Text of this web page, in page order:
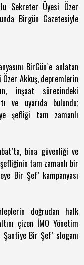
Sekreter Üyesi Özer
Birgün Gazetesiyle
BirGün`e anlatan
Akkuş, depremlerin
inşaat sürecindeki
ve uyarıda bulundu;
şefliği tam zamanlı
bina güvenliği ve
tam zamanlı bir
Bir Şef` kampanyası
doğrudan halk
çizen İMO Yönetim
Bir Şef` sloganı